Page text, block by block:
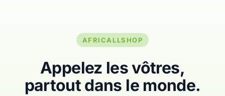
AFRICALLSHOP
Appelez les vôtres,
partout dans le monde.